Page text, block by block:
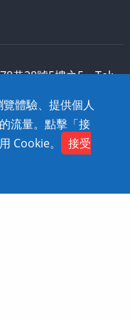
78巷28號5樓之5 Tel:
Technology
網頁設計
Contact
體驗、提供個人
流量。點擊「接
Cookie。
接受